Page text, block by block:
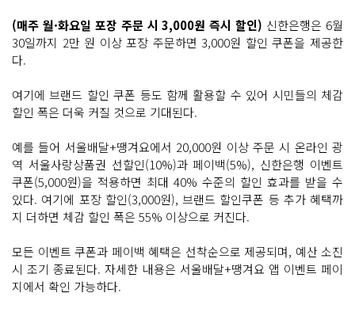
(매주 월·화요일 포장 주문 시 3,000원 즉시 할인) 신한은행은 6월
30일까지 2만 원 이상 포장 주문하면 3,000원 할인 쿠폰을 제공한
다.
여기에 브랜드 할인 쿠폰 등도 함께 활용할 수 있어 시민들의 체감
할인 폭은 더욱 커질 것으로 기대된다.
예를 들어 서울배달+땡겨요에서 20,000원 이상 주문 시 온라인 광
역 서울사랑상품권 선할인(10%)과 페이백(5%), 신한은행 이벤트
쿠폰(5,000원)을 적용하면 최대 40% 수준의 할인 효과를 받을 수
있다. 여기에 포장 할인(3,000원), 브랜드 할인쿠폰 등 추가 혜택까
지 더하면 체감 할인 폭은 55% 이상으로 커진다.
모든 이벤트 쿠폰과 페이백 혜택은 선착순으로 제공되며, 예산 소진
시 조기 종료된다. 자세한 내용은 서울배달+땡겨요 앱 이벤트 페이
지에서 확인 가능하다.